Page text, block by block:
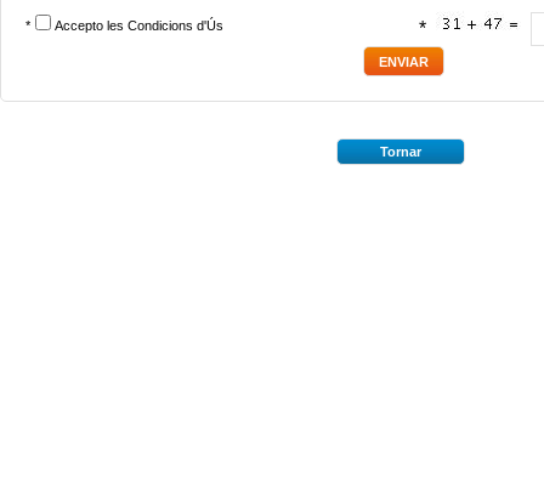
* Accepto les Condicions d'Ús *
Tornar